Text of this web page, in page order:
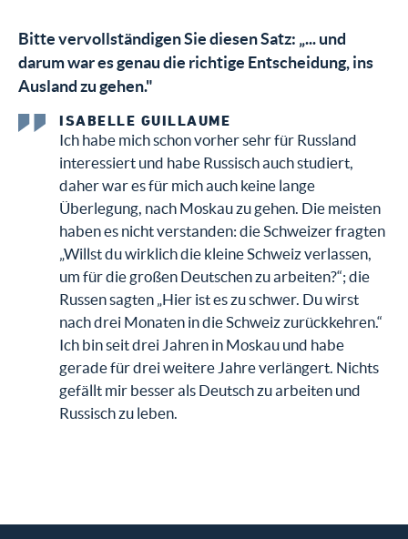
Bitte vervollständigen Sie diesen Satz: „... und
darum war es genau die richtige Entscheidung, ins
Ausland zu gehen."
ISABELLE GUILLAUME
Ich habe mich schon vorher sehr für Russland
interessiert und habe Russisch auch studiert,
daher war es für mich auch keine lange
Überlegung, nach Moskau zu gehen. Die meisten
haben es nicht verstanden: die Schweizer fragten
„Willst du wirklich die kleine Schweiz verlassen,
um für die großen Deutschen zu arbeiten?“; die
Russen sagten „Hier ist es zu schwer. Du wirst
nach drei Monaten in die Schweiz zurückkehren.“
Ich bin seit drei Jahren in Moskau und habe
gerade für drei weitere Jahre verlängert. Nichts
gefällt mir besser als Deutsch zu arbeiten und
Russisch zu leben.